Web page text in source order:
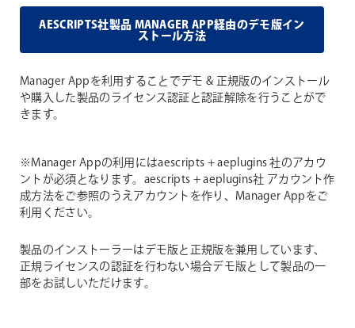
AESCRIPTS社製品 MANAGER APP経由のデモ版イン
ストール方法
Manager Appを利用することでデモ & 正規版のインストール
や購入した製品のライセンス認証と認証解除を行うことがで
きます。
※Manager Appの利用にはaescripts + aeplugins 社のアカウ
ントが必須となります。aescripts + aeplugins社 アカウント作
成方法をご参照のうえアカウントを作り、Manager Appをご
利用ください。
製品のインストーラーはデモ版と正規版を兼用しています、
正規ライセンスの認証を行わない場合デモ版として製品の一
部をお試しいただけます。